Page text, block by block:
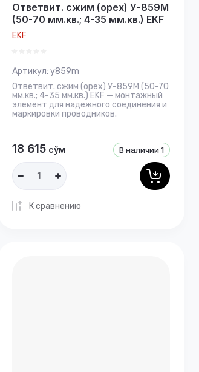
Ответвит. сжим (орех) У-859М
(50-70 мм.кв.; 4-35 мм.кв.) EKF
EKF
Артикул: y859m
Ответвит. сжим (орех) У-859М (50-70
мм.кв.; 4-35 мм.кв.) EKF — монтажный
элемент для надежного соединения и
маркировки проводников.
В наличии 1
18 615 сўм
К сравнению